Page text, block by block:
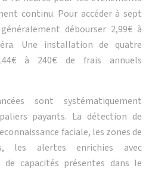
continu. Pour accéder à sept
débourser 2,99€ à
Une installation de quatre
à 240€ de frais annuels
sont systématiquement
payants. La détection de
faciale, les zones de
les alertes enrichies avec
capacités présentes dans le